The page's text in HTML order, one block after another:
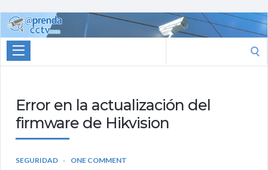
Aprenda
CCTV
for:
Error en la actualización del
firmware de Hikvision
SEGURIDAD ONE COMMENT